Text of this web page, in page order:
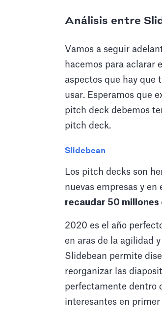
Análisis entre
Vamos a seguir
hacemos para aclarar
aspectos que hay que
usar. Esperamos que
pitch deck debemos
pitch deck.
Slidebean
Los pitch decks son
nuevas empresas y en
recaudar 50 millones
2020 es el año
en aras de la agilidad
Slidebean permite
reorganizar las
perfectamente dentro
interesantes en